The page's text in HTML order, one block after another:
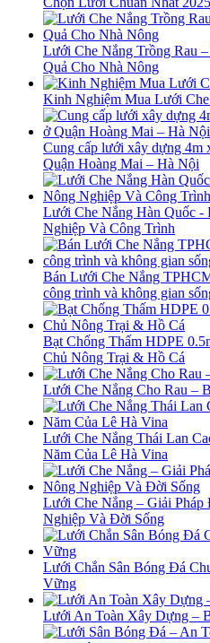
Lưới Che Nắng Trồng Rau
Quả Cho Nhà Nông
Kinh Nghiệm Mua Lưới
Cung cấp lưới xây dựng 4m
Quận Hoàng Mai – Hà Nội
Lưới Che Nắng Hàn Quốc
Nghiệp Và Công Trình
Bán Lưới Che Nắng
công trình và không gian
Bạt Chống Thấm HDPE
Chủ Nông Trại & Hồ Cá
Lưới Che Nắng Cho Rau –
Lưới Che Nắng Thái Lan
Năm Của Lê Hà Vina
Lưới Che Nắng – Giải
Nghiệp Và Đời Sống
Lưới Chắn Sân Bóng Đá
Vững
Lưới An Toàn Xây Dựng –